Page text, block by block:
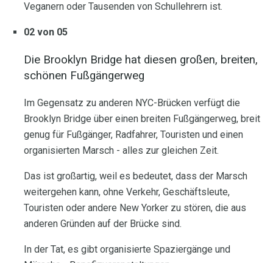
Veganern oder Tausenden von Schullehrern ist.
02 von 05
Die Brooklyn Bridge hat diesen großen, breiten,
schönen Fußgängerweg
Im Gegensatz zu anderen NYC-Brücken verfügt die
Brooklyn Bridge über einen breiten Fußgängerweg, breit
genug für Fußgänger, Radfahrer, Touristen und einen
organisierten Marsch - alles zur gleichen Zeit.
Das ist großartig, weil es bedeutet, dass der Marsch
weitergehen kann, ohne Verkehr, Geschäftsleute,
Touristen oder andere New Yorker zu stören, die aus
anderen Gründen auf der Brücke sind.
In der Tat, es gibt organisierte Spaziergänge und